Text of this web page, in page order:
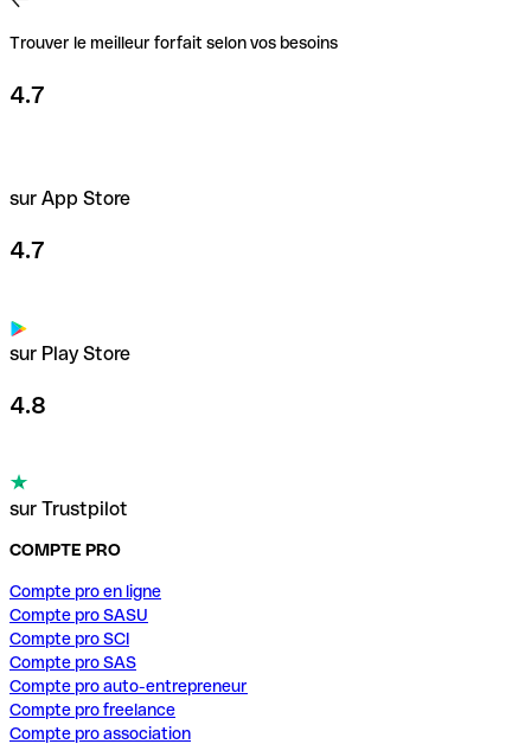
Trouver le meilleur forfait selon vos besoins
4.7
sur App Store
4.7
sur Play Store
4.8
sur Trustpilot
COMPTE PRO
Compte pro en ligne
Compte pro SASU
Compte pro SCI
Compte pro SAS
Compte pro auto-entrepreneur
Compte pro freelance
Compte pro association